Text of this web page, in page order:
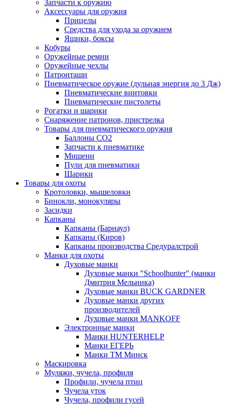
Запчасти к оружию
Аксессуары для оружия
Прицелы
Средства для ухода за оружием
Ящики, боксы
Кобуры
Оружейные ремни
Оружейные чехлы
Патронташи
Пневматическое оружие (дульная энергия до 3 Дж)
Пневматические винтовки
Пневматические пистолеты
Рогатки и шарики
Снаряжение патронов, пристрелка
Товары для пневматического оружия
Баллоны СО2
Запчасти к пневматике
Мишени
Пули для пневматики
Шарики
Товары для охоты
Кротоловки, мышеловки
Бинокли, монокуляры
Засидки
Капканы
Капканы (Барнаул)
Капканы (Киров)
Капканы производства Средуралстрой
Манки для охоты
Духовые манки
Духовые манки "Schoolhunter" (манки
Дмитрия Мельника)
Духовые манки BUCK GARDNER
Духовые манки других
производителей
Духовые манки MANKOFF
Электронные манки
Манки HUNTERHELP
Манки ЕГЕРЬ
Манки ТМ Минск
Маскировка
Муляжи, чучела, профиля
Профили, чучела птиц
Чучела уток
Чучела, профили гусей